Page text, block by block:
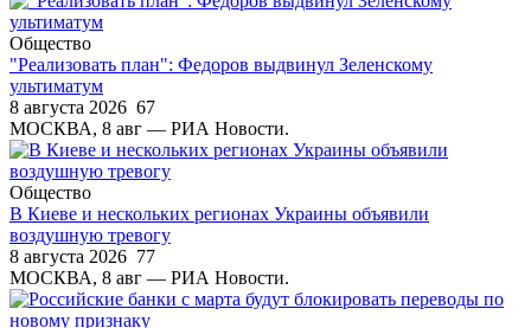
Общество
"Реализовать план": Федоров выдвинул Зеленскому
ультиматум
8 августа 2026 67
МОСКВА, 8 авг — РИА Новости.
Общество
В Киеве и нескольких регионах Украины объявили
воздушную тревогу
8 августа 2026 77
МОСКВА, 8 авг — РИА Новости.